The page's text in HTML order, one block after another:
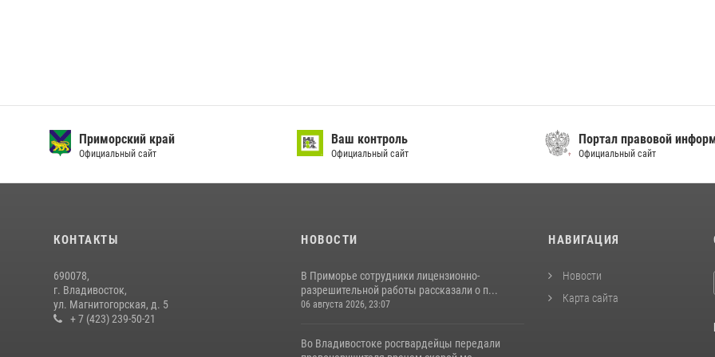
Приморский край
Официальный сайт
Ваш контроль
Официальный сайт
Портал правовой
Официальный сайт
КОНТАКТЫ
690078,
г. Владивосток,
ул. Магнитогорская, д. 5
+ 7 (423) 239-50-21
НОВОСТИ
В Приморье сотрудники лицензионно-
разрешительной работы рассказали о п...
06 августа 2026, 23:07
Во Владивостоке росгвардейцы передали
НАВИГАЦИЯ
Новости
Карта сайта